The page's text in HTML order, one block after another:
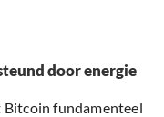
door energie
Bitcoin fundamenteel